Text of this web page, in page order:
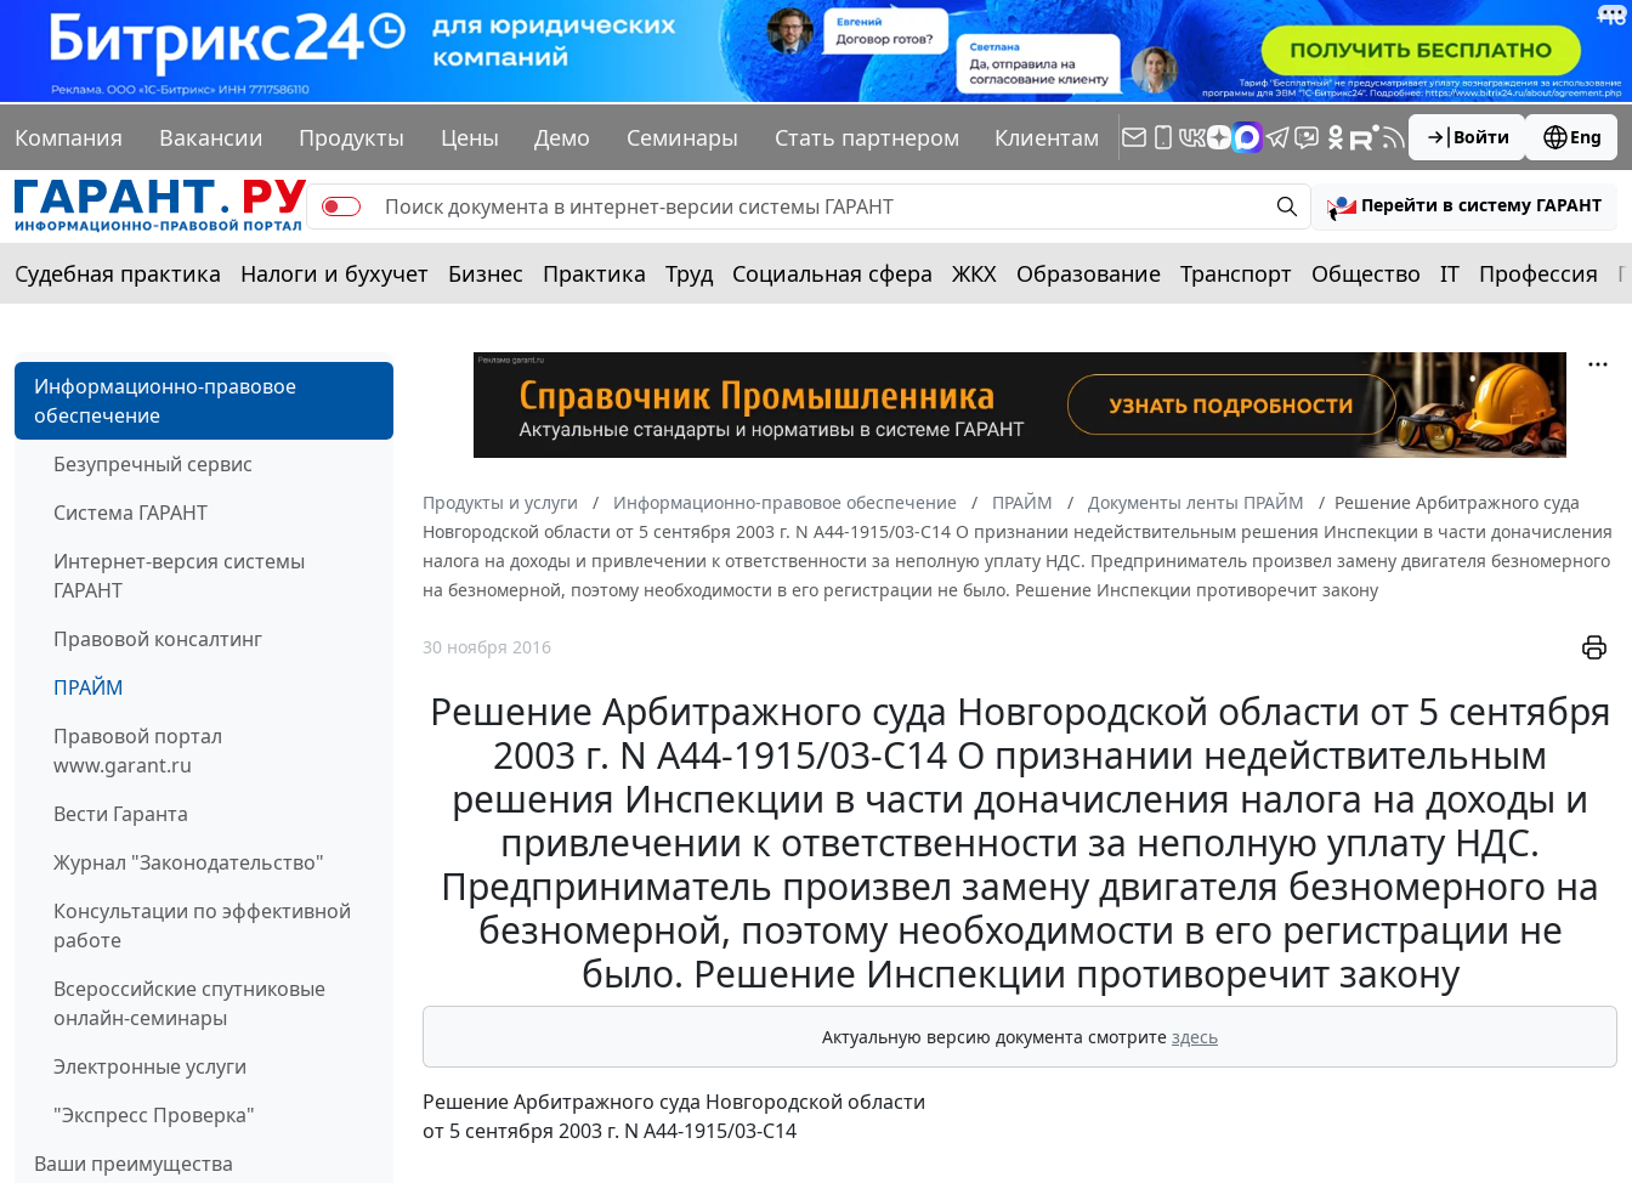
Компания Вакансии Продукты Цены Демо Семинары Стать партнером Клиентам Войти Eng
Перейти в систему ГАРАНТ
Судебная практика Налоги и бухучет Бизнес Практика Труд Социальная сфера ЖКХ Образование Транспорт Общество IT Профессия
Информационно-правовое
обеспечение
Безупречный сервис
Система ГАРАНТ
Интернет-версия системы
ГАРАНТ
Правовой консалтинг
ПРАЙМ
Правовой портал
www.garant.ru
Вести Гаранта
Журнал "Законодательство"
Консультации по эффективной
работе
Всероссийские спутниковые
онлайн-семинары
Электронные услуги
"Экспресс Проверка"
Ваши преимущества
Продукты и услуги Информационно-правовое обеспечение ПРАЙМ Документы ленты ПРАЙМ
Решение Арбитражного суда
Новгородской области от 5 сентября 2003 г. N А44-1915/03-С14 О признании недействительным решения Инспекции в части доначисления
налога на доходы и привлечении к ответственности за неполную уплату НДС. Предприниматель произвел замену двигателя безномерного
на безномерной, поэтому необходимости в его регистрации не было. Решение Инспекции противоречит закону
30 ноября 2016
Решение Арбитражного суда Новгородской области от 5 сентября
2003 г. N А44-1915/03-С14 О признании недействительным
решения Инспекции в части доначисления налога на доходы и
привлечении к ответственности за неполную уплату НДС.
Предприниматель произвел замену двигателя безномерного на
безномерной, поэтому необходимости в его регистрации не
было. Решение Инспекции противоречит закону
Актуальную версию документа смотрите здесь
Решение Арбитражного суда Новгородской области
от 5 сентября 2003 г. N А44-1915/03-С14